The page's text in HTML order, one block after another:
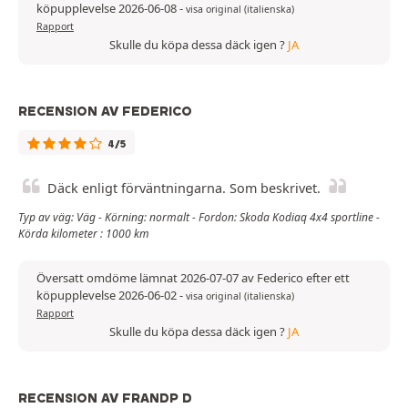
köpupplevelse 2026-06-08- visa original (italienska)
Rapport
Skulle du köpa dessa däck igen ? JA
RECENSION AV FEDERICO
4/5
Däck enligt förväntningarna. Som beskrivet.
Typ av väg: Väg - Körning: normalt - Fordon: Skoda Kodiaq 4x4 sportline -
Körda kilometer : 1000 km
Översatt omdöme lämnat 2026-07-07 av Federico efter ett
köpupplevelse 2026-06-02- visa original (italienska)
Rapport
Skulle du köpa dessa däck igen ? JA
RECENSION AV FRANDP D